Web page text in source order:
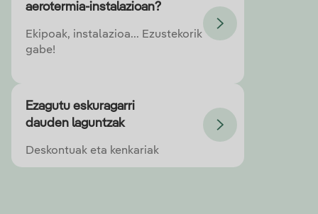
aerotermia-instalazioan?
Ekipoak, instalazioa... Ezustekorik
gabe!
Ezagutu eskuragarri
dauden laguntzak
Deskontuak eta kenkariak